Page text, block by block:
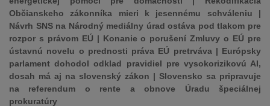
Občianskeho zákonníka mieri k jesennému schváleniu |
Návrh SNS na Národný mediálny úrad ostáva pod tlakom pre
rozpor s právom EÚ | Konanie o porušení Zmluvy o EÚ pre
ústavnú novelu o prednosti práva EÚ pretrváva | Európsky
parlament dohodol odklad pravidiel pre vysokorizikovú AI,
dosah má aj na slovenský zákon | Slovensko sa pripravuje
na referendum o rente a obnove Úradu špeciálnej
prokuratúry